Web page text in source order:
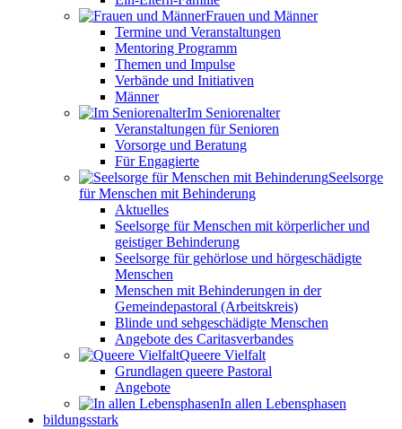
Frauen und Männer
Termine und Veranstaltungen
Mentoring Programm
Themen und Impulse
Verbände und Initiativen
Männer
Im Seniorenalter
Veranstaltungen für Senioren
Vorsorge und Beratung
Für Engagierte
Seelsorge
für Menschen mit Behinderung
Aktuelles
Seelsorge für Menschen mit körperlicher und
geistiger Behinderung
Seelsorge für gehörlose und hörgeschädigte
Menschen
Menschen mit Behinderungen in der
Gemeindepastoral (Arbeitskreis)
Blinde und sehgeschädigte Menschen
Angebote des Caritasverbandes
Queere Vielfalt
Grundlagen queere Pastoral
Angebote
In allen Lebensphasen
bildungsstark